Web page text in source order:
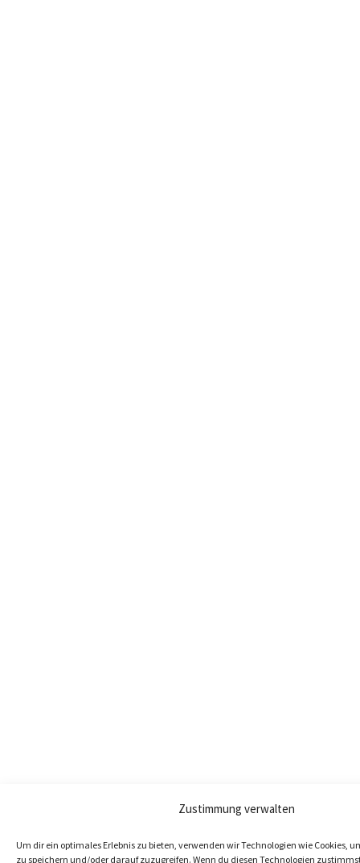
Zustimmung verwalten
Um dir ein optimales Erlebnis zu bieten, verwenden wir Technologien wie Cookies,
zu speichern und/oder darauf zuzugreifen. Wenn du diesen Technologien